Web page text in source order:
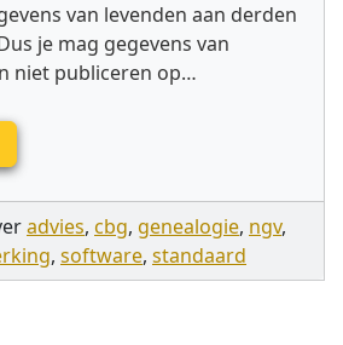
van levenden aan derden
je mag gegevens van
niet publiceren op…
advies, cbg, genealogie, ngv,
, software, standaard